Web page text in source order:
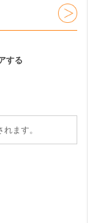
する
ます。